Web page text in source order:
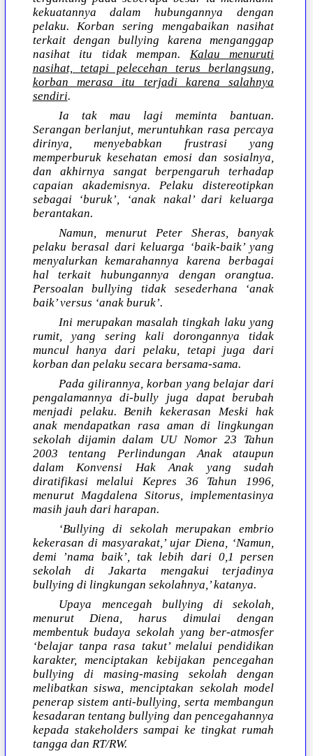
kekuatannya dalam hubungannya dengan
pelaku. Korban sering mengabaikan nasihat
terkait dengan bullying karena menganggap
nasihat itu tidak mempan. Kalau menuruti
nasihat, tetapi pelecehan terus berlangsung,
korban merasa itu terjadi karena salahnya
sendiri.
Ia tak mau lagi meminta bantuan.
Serangan berlanjut, meruntuhkan rasa percaya
dirinya, menyebabkan frustrasi yang
memperburuk kesehatan emosi dan sosialnya,
dan akhirnya sangat berpengaruh terhadap
capaian akademisnya. Pelaku distereotipkan
sebagai ‘buruk’, ‘anak nakal’ dari keluarga
berantakan.
Namun, menurut Peter Sheras, banyak
pelaku berasal dari keluarga ‘baik-baik’ yang
menyalurkan kemarahannya karena berbagai
hal terkait hubungannya dengan orangtua.
Persoalan bullying tidak sesederhana ‘anak
baik’ versus ‘anak buruk’.
Ini merupakan masalah tingkah laku yang
rumit, yang sering kali dorongannya tidak
muncul hanya dari pelaku, tetapi juga dari
korban dan pelaku secara bersama-sama.
Pada gilirannya, korban yang belajar dari
pengalamannya di-bully juga dapat berubah
menjadi pelaku. Benih kekerasan Meski hak
anak mendapatkan rasa aman di lingkungan
sekolah dijamin dalam UU Nomor 23 Tahun
2003 tentang Perlindungan Anak ataupun
dalam Konvensi Hak Anak yang sudah
diratifikasi melalui Kepres 36 Tahun 1996,
menurut Magdalena Sitorus, implementasinya
masih jauh dari harapan.
‘Bullying di sekolah merupakan embrio
kekerasan di masyarakat,’ ujar Diena, ‘Namun,
demi ’nama baik’, tak lebih dari 0,1 persen
sekolah di Jakarta mengakui terjadinya
bullying di lingkungan sekolahnya,’ katanya.
Upaya mencegah bullying di sekolah,
menurut Diena, harus dimulai dengan
membentuk budaya sekolah yang ber-atmosfer
‘belajar tanpa rasa takut’ melalui pendidikan
karakter, menciptakan kebijakan pencegahan
bullying di masing-masing sekolah dengan
melibatkan siswa, menciptakan sekolah model
penerap sistem anti-bullying, serta membangun
kesadaran tentang bullying dan pencegahannya
kepada stakeholders sampai ke tingkat rumah
tangga dan RT/RW.